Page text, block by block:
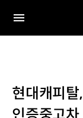
전체
현대캐피